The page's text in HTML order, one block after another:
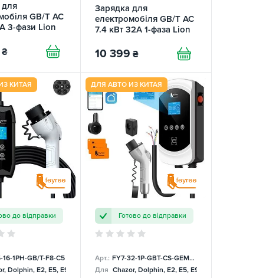
GB/T AC
3-фази Lion
₴
Зарядка для
електромобіля GB/T AC
7.4 кВт 32А 1-фаза Lion
10 399 ₴
КИТАЯ
до відправки
16-1PH-GB/T-F8-C5
Dolphin, E2, E5, E9, Mercedes
ДЛЯ АВТО ИЗ КИТАЯ
Готово до відправки
Арт.: FY7-32-1P-GBT-CS-GEM-DLB
Для Chazor, Dolphin, E2, E5, E9, Mercedes